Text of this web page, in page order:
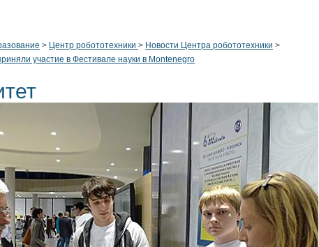
> Центр робототехники > Новости Центра робототехники >
участие в Фестивале науки в Montenegro